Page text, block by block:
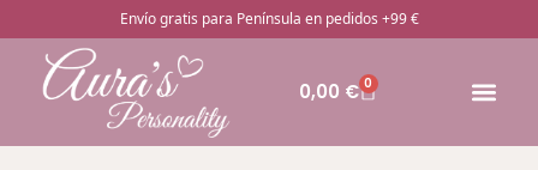
Envío gratis para Península en pedidos +99 €
0,00 € 0